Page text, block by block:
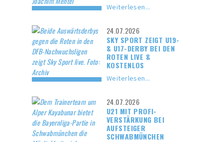
Weiterlesen...
24.07.2026
SKY SPORT ZEIGT U19-
& U17-DERBY BEI DEN
ROTEN LIVE &
KOSTENLOS
Weiterlesen...
24.07.2026
U21 MIT PROFI-
VERSTÄRKUNG BEI
AUFSTEIGER
SCHWABMÜNCHEN